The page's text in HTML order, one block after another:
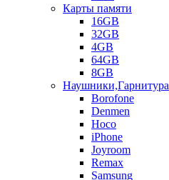
Карты памяти
16GB
32GB
4GB
64GB
8GB
Наушники,Гарнитура
Borofone
Denmen
Hoco
iPhone
Joyroom
Remax
Samsung